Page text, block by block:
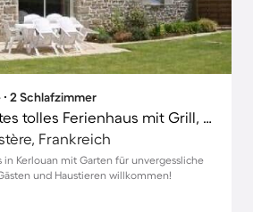
∙ 2 Schlafzimmer
Voll ausgestattetes tolles Ferienhaus mit Grill, Terrasse und Garten | Haustiere erlaubt
Frankreich
in Kerlouan mit Garten für unvergessliche
und Haustieren willkommen!